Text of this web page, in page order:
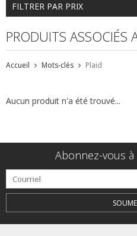
FILTRER PAR PRIX
PRODUITS ASSOCIÉS
Accueil Mots-clés Plaid
Aucun produit n'a été trouvé...
Abonnez-vous